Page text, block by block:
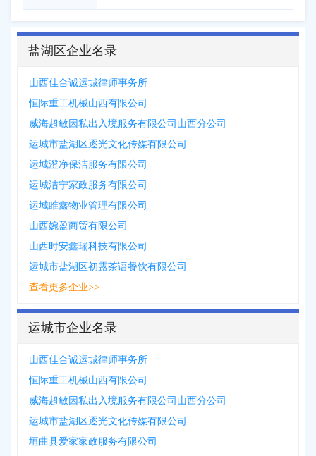
盐湖区企业名录
山西佳合诚运城律师事务所
恒际重工机械山西有限公司
威海超敏因私出入境服务有限公司山西分公司
运城市盐湖区逐光文化传媒有限公司
运城澄净保洁服务有限公司
运城洁宁家政服务有限公司
运城睢鑫物业管理有限公司
山西婉盈商贸有限公司
山西时安鑫瑞科技有限公司
运城市盐湖区初露茶语餐饮有限公司
查看更多企业>>
运城市企业名录
山西佳合诚运城律师事务所
恒际重工机械山西有限公司
威海超敏因私出入境服务有限公司山西分公司
运城市盐湖区逐光文化传媒有限公司
垣曲县爱家家政服务有限公司